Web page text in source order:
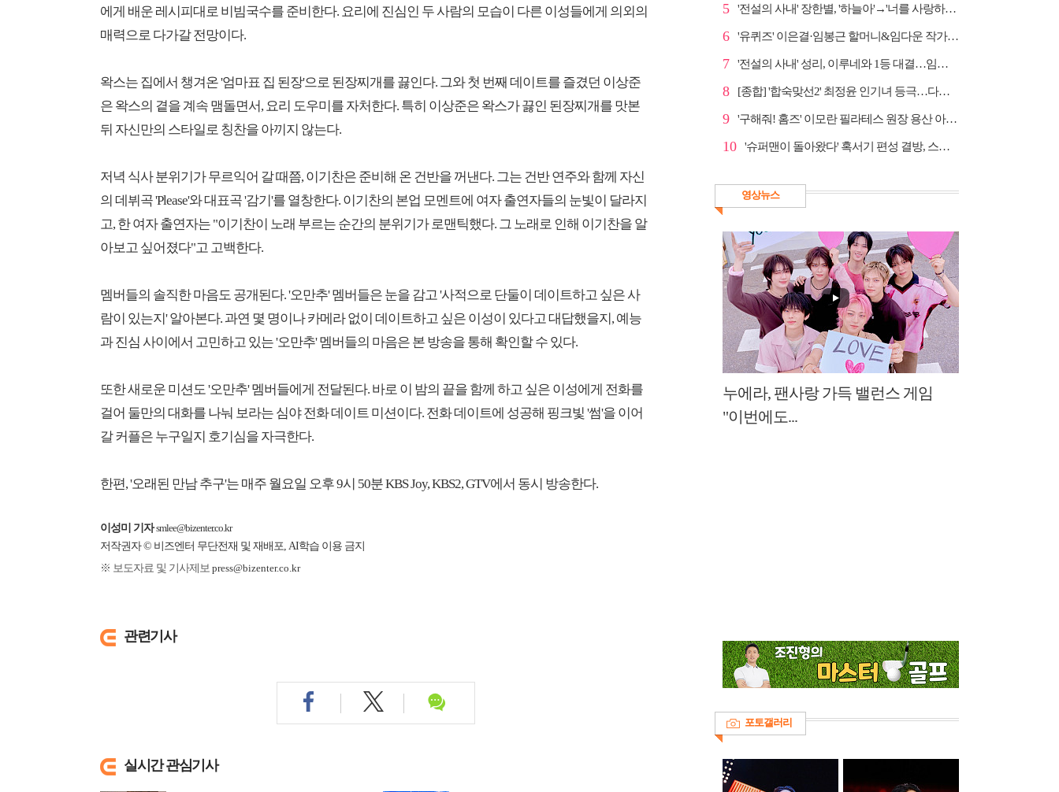
에게 배운 레시피대로 비빔국수를 준비한다. 요리에 진심인 두 사람의 모습이 다른 이성들에게 의외의
매력으로 다가갈 전망이다.
왁스는 집에서 챙겨온 '엄마표 집 된장'으로 된장찌개를 끓인다. 그와 첫 번째 데이트를 즐겼던 이상준
은 왁스의 곁을 계속 맴돌면서, 요리 도우미를 자처한다. 특히 이상준은 왁스가 끓인 된장찌개를 맛본
뒤 자신만의 스타일로 칭찬을 아끼지 않는다.
저녁 식사 분위기가 무르익어 갈 때쯤, 이기찬은 준비해 온 건반을 꺼낸다. 그는 건반 연주와 함께 자신
의 데뷔곡 'Please'와 대표곡 '감기'를 열창한다. 이기찬의 본업 모멘트에 여자 출연자들의 눈빛이 달라지
고, 한 여자 출연자는 "이기찬이 노래 부르는 순간의 분위기가 로맨틱했다. 그 노래로 인해 이기찬을 알
아보고 싶어졌다"고 고백한다.
멤버들의 솔직한 마음도 공개된다. '오만추' 멤버들은 눈을 감고 '사적으로 단둘이 데이트하고 싶은 사
람이 있는지' 알아본다. 과연 몇 명이나 카메라 없이 데이트하고 싶은 이성이 있다고 대답했을지, 예능
과 진심 사이에서 고민하고 있는 '오만추' 멤버들의 마음은 본 방송을 통해 확인할 수 있다.
또한 새로운 미션도 '오만추' 멤버들에게 전달된다. 바로 이 밤의 끝을 함께 하고 싶은 이성에게 전화를
걸어 둘만의 대화를 나눠 보라는 심야 전화 데이트 미션이다. 전화 데이트에 성공해 핑크빛 '썸'을 이어
갈 커플은 누구일지 호기심을 자극한다.
한편, '오래된 만남 추구'는 매주 월요일 오후 9시 50분 KBS Joy, KBS2, GTV에서 동시 방송한다.
이성미 기자 smlee@bizenter.co.kr
저작권자 © 비즈엔터 무단전재 및 재배포, AI학습 이용 금지
※ 보도자료 및 기사제보 press@bizenter.co.kr
관련기사
실시간 관심기사
5 '전설의 사내' 장한별, '하늘아'→'너를 사랑하고도' 명...
6 '유퀴즈' 이은결·임봉근 할머니&임다운 작가·이승철, '...
7 '전설의 사내' 성리, 이루네와 1등 대결…임영웅 '보금...
8 [종합] '합숙맞선2' 최정윤 인기녀 등극…다음주 마지막...
9 '구해줘! 홈즈' 이모란 필라테스 원장 용산 아파트 방...
10 '슈퍼맨이 돌아왔다' 혹서기 편성 결방, 스페셜 방송
영상뉴스
누에라, 팬사랑 가득 밸런스 게임
"이번에도...
포토갤러리